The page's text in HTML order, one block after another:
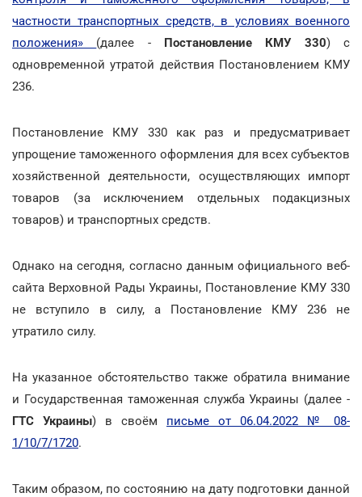
частности транспортных средств, в условиях военного
положения» (далее - Постановление КМУ 330) с
одновременной утратой действия Постановлением КМУ
236.
Постановление КМУ 330 как раз и предусматривает
упрощение таможенного оформления для всех субъектов
хозяйственной деятельности, осуществляющих импорт
товаров (за исключением отдельных подакцизных
товаров) и транспортных средств.
Однако на сегодня, согласно данным официального веб-
сайта Верховной Рады Украины, Постановление КМУ 330
не вступило в силу, а Постановление КМУ 236 не
утратило силу.
На указанное обстоятельство также обратила внимание
и Государственная таможенная служба Украины (далее -
ГТС Украины) в своём письме от 06.04.2022 № 08-
1/10/7/1720.
Таким образом, по состоянию на дату подготовки данной